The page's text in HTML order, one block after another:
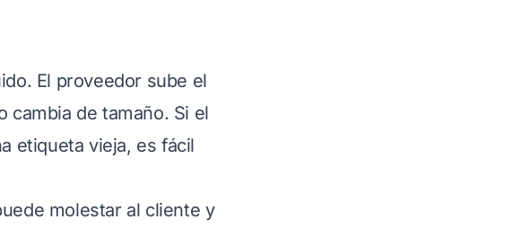
El proveedor sube el
cambia de tamaño. Si el
etiqueta vieja, es fácil
molestar al cliente y